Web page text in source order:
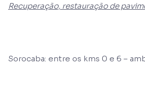
Recuperação, restauração de
Sorocaba: entre os kms 0 e 6 –